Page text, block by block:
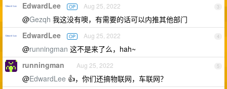
3
EdwardLee OP Aug 25, 2022
@Gezqh 我这没有噢，有需要的话可以内推其他部门
4
EdwardLee OP Aug 25, 2022
@runningman 这不是来了么，hah~
5
runningman Aug 25, 2022
@EdwardLee 👍，你们还搞物联网，车联网？